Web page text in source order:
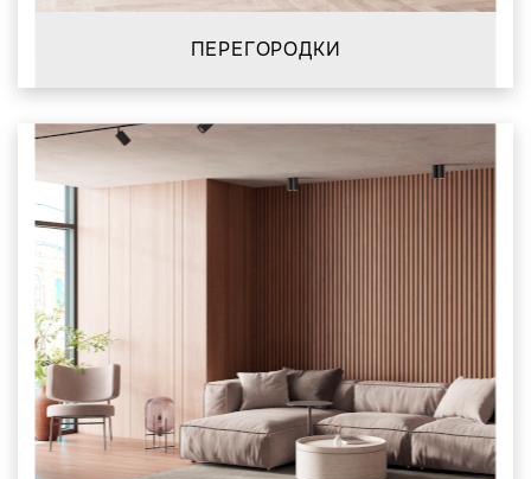
ПЕРЕГОРОДКИ